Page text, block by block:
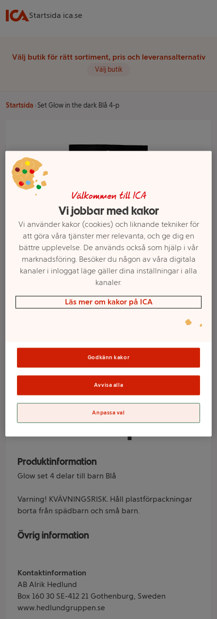
Startsida ica.se
Välj butik för rätt sortiment, pris och leveransalternativ
Välj butik
Startsida Set Glow in the dark Blå 4-p
Set Glow in the
dark Blå 4-p
Produktinformation
Glow set 4 delar till barn Blå
Varning! KVÄVNINGSRISK. Håll plastförpackningar
borta från spädbarn och små barn.
Övrig information
Kontaktinformation
AB Alrik Hedlund
Box 160 30 SE-412 21 Gothenburg, Sweden
www.hedlundgruppen.se
Sortimentet kan variera mellan butikerna
Välkommen till ICA
Vi jobbar med kakor
Vi använder kakor (cookies) och liknande tekniker för
att göra våra tjänster mer relevanta, och ge dig en
bättre upplevelse. De används också som hjälp i vår
marknadsföring. Besöker du någon av våra digitala
kanaler i inloggat läge gäller dina inställningar i alla
kanaler.
Läs mer om kakor på ICA
Godkänn kakor
Avvisa alla
Anpassa val